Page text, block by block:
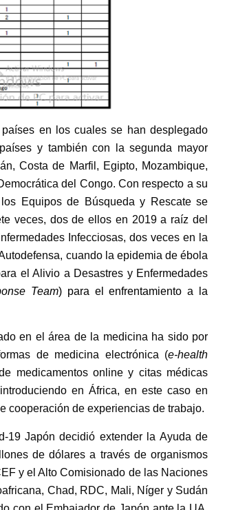
en los cuales se han desplegado
y también con la segunda mayor
Costa de Marfil, Egipto, Mozambique,
del Congo. Con respecto a su
Equipos de Búsqueda y Rescate se
veces, dos de ellos en 2019 a raíz del
Infecciosas, dos veces en la
cuando la epidemia de ébola
el Alivio a Desastres y Enfermedades
Team) para el enfrentamiento a la
en el área de la medicina ha sido por
de medicina electrónica (e-health
medicamentos online y citas médicas
en África, en este caso en
cooperación de experiencias de trabajo.
Japón decidió extender la Ayuda de
de dólares a través de organismos
y el Alto Comisionado de las Naciones
Chad, RDC, Mali, Níger y Sudán